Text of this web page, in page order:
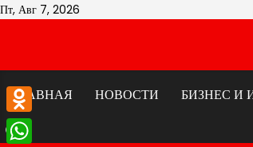
Перейти
Пт, Авг 7, 2026
ГЛАВНАЯ
НОВОСТИ БИЗНЕС И
Odnoklassniki